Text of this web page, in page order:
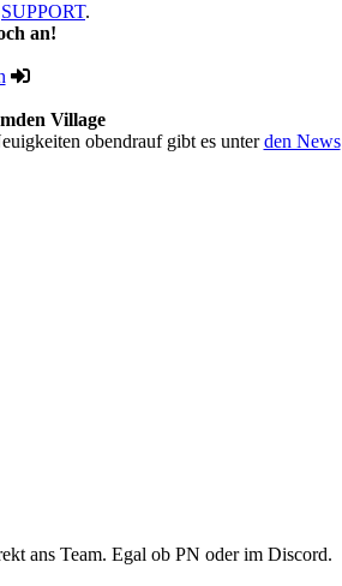
SUPPORT.
an!
Village
obendrauf gibt es unterden News
ans Team. Egal ob PN oder im Discord.